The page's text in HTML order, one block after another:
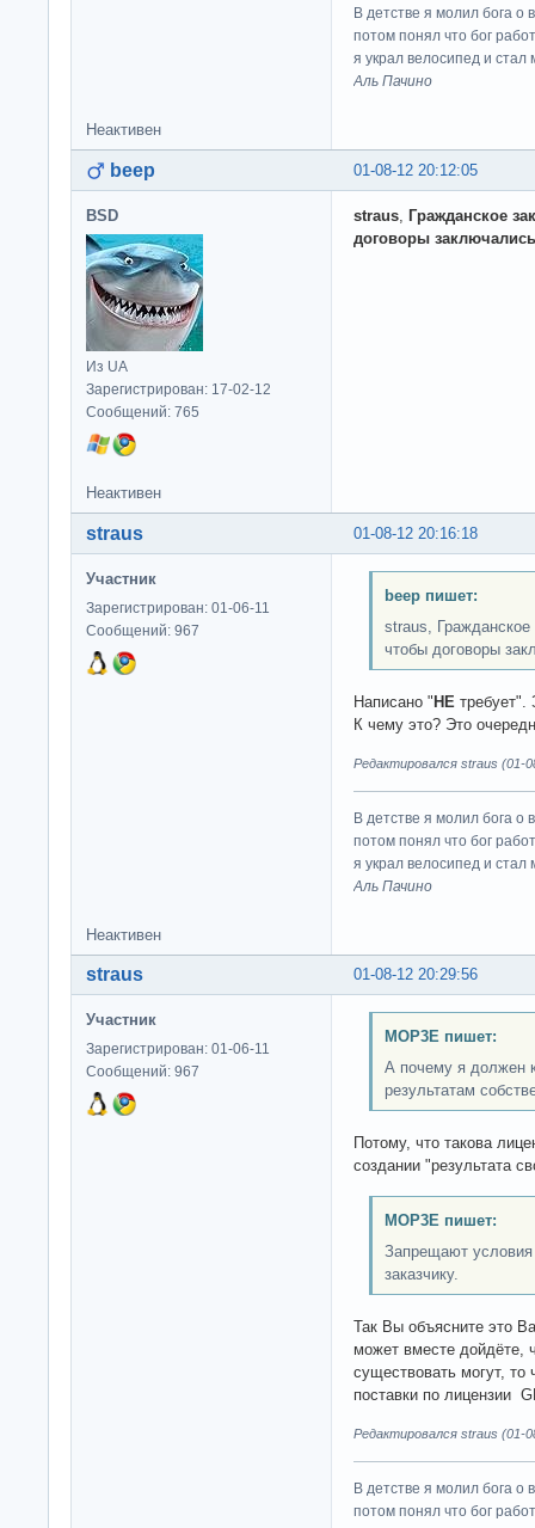
В детстве я молил бога о
потом понял что бог
я украл велосипед и стал
Аль Пачино
Неактивен
01-08-12 20:12:05
beep
BSD
Из UA
Зарегистрирован: 17-02-12
Сообщений: 765
straus, Гражданское
договоры
Неактивен
01-08-12 20:16:18
straus
Участник
Зарегистрирован: 01-06-11
Сообщений: 967
beep пишет:
straus,
чтобы договоры
Написано "НЕ требует".
К чему это? Это
Редактировался straus (01-
В детстве я молил бога о
потом понял что бог
я украл велосипед и стал
Аль Пачино
Неактивен
01-08-12 20:29:56
straus
Участник
Зарегистрирован: 01-06-11
Сообщений: 967
MOP3E пишет:
А почему я должен
результатам
Потому, что такова
создании "результата
MOP3E пишет:
Запрещают условия
заказчику.
Так Вы объясните это
может вместе дойдёте,
существовать могут,
поставки по лицензии
Редактировался straus (01-
В детстве я молил бога о
потом понял что бог